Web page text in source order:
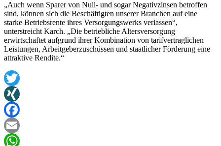
„Auch wenn Sparer von Null- und sogar Negativzinsen betroffen
sind, können sich die Beschäftigten unserer Branchen auf eine
starke Betriebsrente ihres Versorgungswerks verlassen“,
unterstreicht Karch. „Die betriebliche Altersversorgung
erwirtschaftet aufgrund ihrer Kombination von tarifvertraglichen
Leistungen, Arbeitgeberzuschüssen und staatlicher Förderung eine
attraktive Rendite.“
Twitter
XING
Facebook
Email